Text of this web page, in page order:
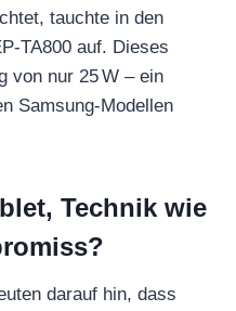
tauchte in den
TA800 auf. Dieses
von nur 25 W – ein
Samsung-Modellen
Technik wie
darauf hin, dass